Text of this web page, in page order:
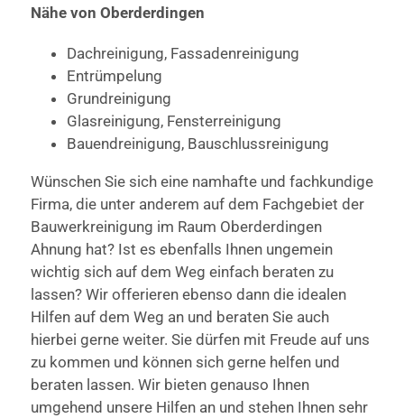
Nähe von Oberderdingen
Dachreinigung, Fassadenreinigung
Entrümpelung
Grundreinigung
Glasreinigung, Fensterreinigung
Bauendreinigung, Bauschlussreinigung
Wünschen Sie sich eine namhafte und fachkundige
Firma, die unter anderem auf dem Fachgebiet der
Bauwerkreinigung im Raum Oberderdingen
Ahnung hat? Ist es ebenfalls Ihnen ungemein
wichtig sich auf dem Weg einfach beraten zu
lassen? Wir offerieren ebenso dann die idealen
Hilfen auf dem Weg an und beraten Sie auch
hierbei gerne weiter. Sie dürfen mit Freude auf uns
zu kommen und können sich gerne helfen und
beraten lassen. Wir bieten genauso Ihnen
umgehend unsere Hilfen an und stehen Ihnen sehr